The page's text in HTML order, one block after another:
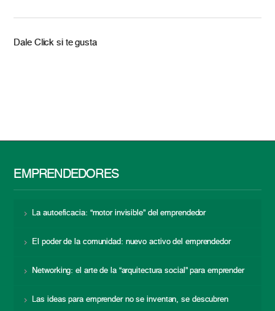
Dale Click si te gusta
EMPRENDEDORES
La autoeficacia: “motor invisible” del emprendedor
El poder de la comunidad: nuevo activo del emprendedor
Networking: el arte de la “arquitectura social” para emprender
Las ideas para emprender no se inventan, se descubren